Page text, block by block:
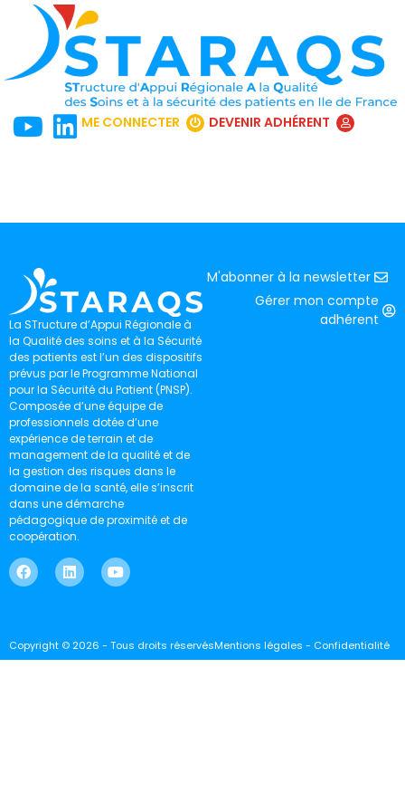
ME CONNECTER DEVENIR ADHÉRENT
La STructure d’Appui Régionale à
la Qualité des soins et à la Sécurité
des patients est l’un des dispositifs
prévus par le Programme National
pour la Sécurité du Patient (PNSP).
Composée d’une équipe de
professionnels dotée d’une
expérience de terrain et de
management de la qualité et de
la gestion des risques dans le
domaine de la santé, elle s’inscrit
dans une démarche
pédagogique de proximité et de
coopération.
M'abonner à la newsletter
Gérer mon compte
adhérent
Copyright © 2026 - Tous droits réservésMentions légales - Confidentialité